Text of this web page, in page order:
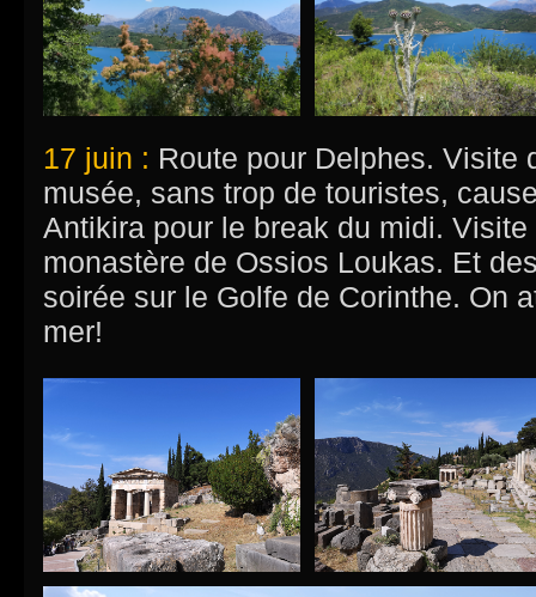
17 juin : Route pour Delphes. Visite
musée, sans trop de touristes,
Antikira pour le break du midi.
monastère de Ossios Loukas. Et
soirée sur le Golfe de Corinthe. On
mer!